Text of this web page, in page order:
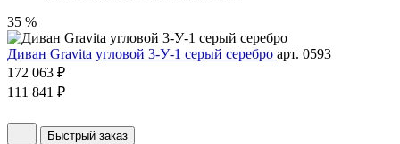
35 %
Диван Gravita угловой 3-У-1 серый серебро арт. 0593
172 063 ₽
111 841 ₽
Быстрый заказ